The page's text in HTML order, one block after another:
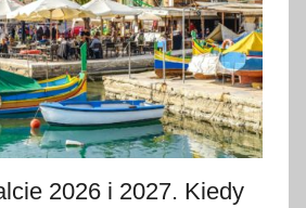
2026 i 2027. Kiedy